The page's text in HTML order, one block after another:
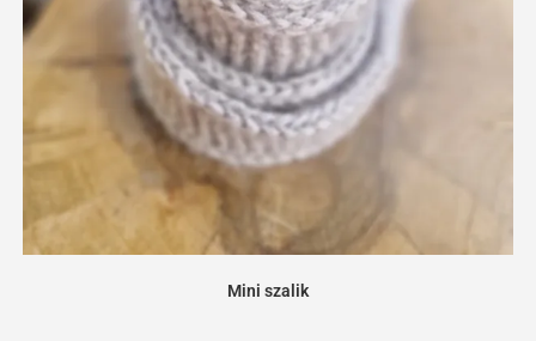
Mini szalik